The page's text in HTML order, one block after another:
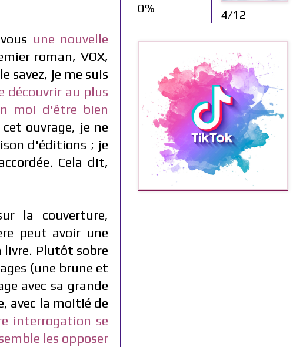
une nouvelle
roman, VOX,
savez, je me suis
découvrir au plus
moi d'être bien
ouvrage, je ne
d'éditions ; je
Cela dit,
la couverture,
peut avoir une
livre. Plutôt sobre
(une brune et
avec sa grande
avec la moitié de
interrogation se
les opposer
0% 4/12